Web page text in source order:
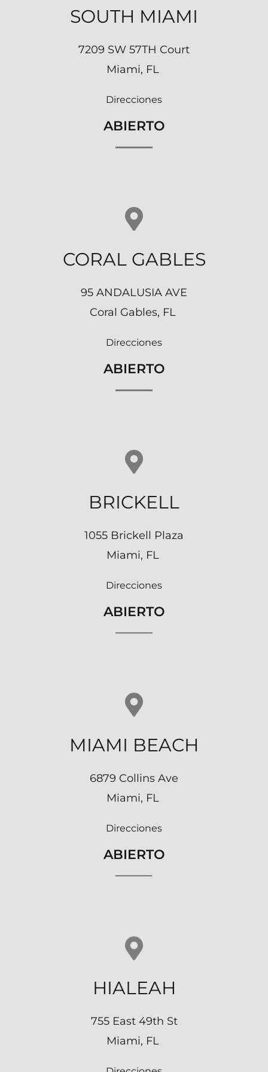
SOUTH MIAMI
7209 SW 57TH Court
Miami, FL
Direcciones
ABIERTO
CORAL GABLES
95 ANDALUSIA AVE
Coral Gables, FL
Direcciones
ABIERTO
BRICKELL
1055 Brickell Plaza
Miami, FL
Direcciones
ABIERTO
MIAMI BEACH
6879 Collins Ave
Miami, FL
Direcciones
ABIERTO
HIALEAH
755 East 49th St
Miami, FL